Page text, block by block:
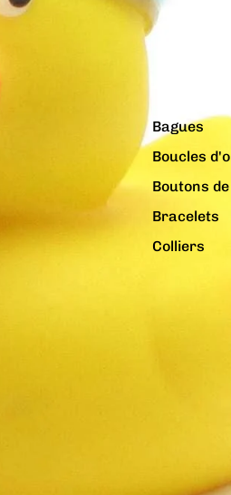
Bagues
Boucles
Boutons
Bracelets
Colliers